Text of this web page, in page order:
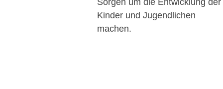
Sorgen um die Entwicklung der
Kinder und Jugendlichen
machen.